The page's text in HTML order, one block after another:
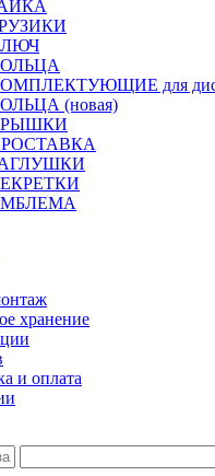
для
(новая)
хранение
и оплата